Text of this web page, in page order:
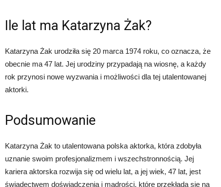
Ile lat ma Katarzyna Żak?
Katarzyna Żak urodziła się 20 marca 1974 roku, co oznacza, że
obecnie ma 47 lat. Jej urodziny przypadają na wiosnę, a każdy
rok przynosi nowe wyzwania i możliwości dla tej utalentowanej
aktorki.
Podsumowanie
Katarzyna Żak to utalentowana polska aktorka, która zdobyła
uznanie swoim profesjonalizmem i wszechstronnością. Jej
kariera aktorska rozwija się od wielu lat, a jej wiek, 47 lat, jest
świadectwem doświadczenia i mądrości, które przekłada się na